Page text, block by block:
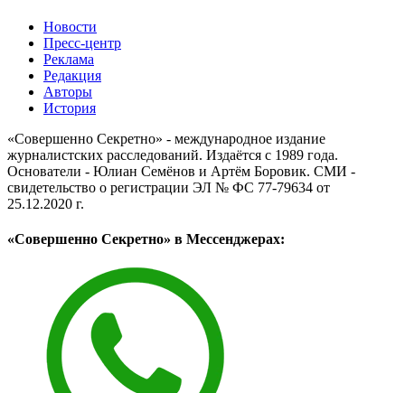
Новости
Пресс-центр
Реклама
Редакция
Авторы
История
«Совершенно Секретно» - международное издание
журналистских расследований. Издаётся с 1989 года.
Основатели - Юлиан Семёнов и Артём Боровик. CМИ -
свидетельство о регистрации ЭЛ № ФС 77-79634 от
25.12.2020 г.
«Совершенно Секретно» в Мессенджерах: